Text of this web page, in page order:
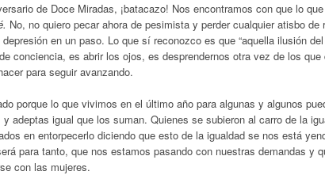
de Doce Miradas, ¡batacazo! Nos encontramos con que lo
No, no quiero pecar ahora de pesimista y perder cualquier atisbo de
en un paso. Lo que sí reconozco es que “aquella ilusión
conciencia, es abrir los ojos, es desprendernos otra vez de los que
para seguir avanzando.
porque lo que vivimos en el último año para algunas y algunos
adeptas igual que los suman. Quienes se subieron al carro de la
en entorpecerlo diciendo que esto de la igualdad se nos está
para tanto, que nos estamos pasando con nuestras demandas y
con las mujeres.